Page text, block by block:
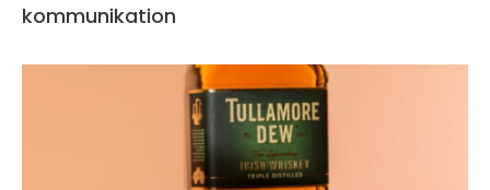
kommunikation